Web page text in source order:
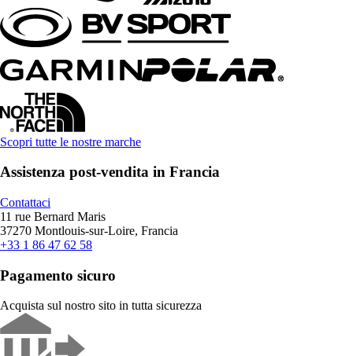
Scopri tutte le nostre marche
Assistenza post-vendita in Francia
Contattaci
11 rue Bernard Maris
37270 Montlouis-sur-Loire, Francia
+33 1 86 47 62 58
Pagamento sicuro
Acquista sul nostro sito in tutta sicurezza